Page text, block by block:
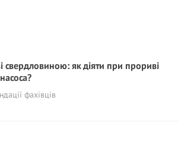
свердловиною: як діяти при прориві
фахівців